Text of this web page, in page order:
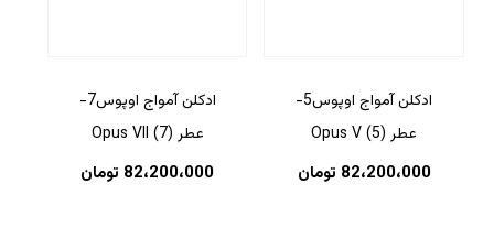
ادکلن آمواج اوپوس5-
عطر (5) Opus V
82،200،000 تومان
ادکلن آمواج اوپوس7-
عطر (7) Opus VII
82،200،000 تومان